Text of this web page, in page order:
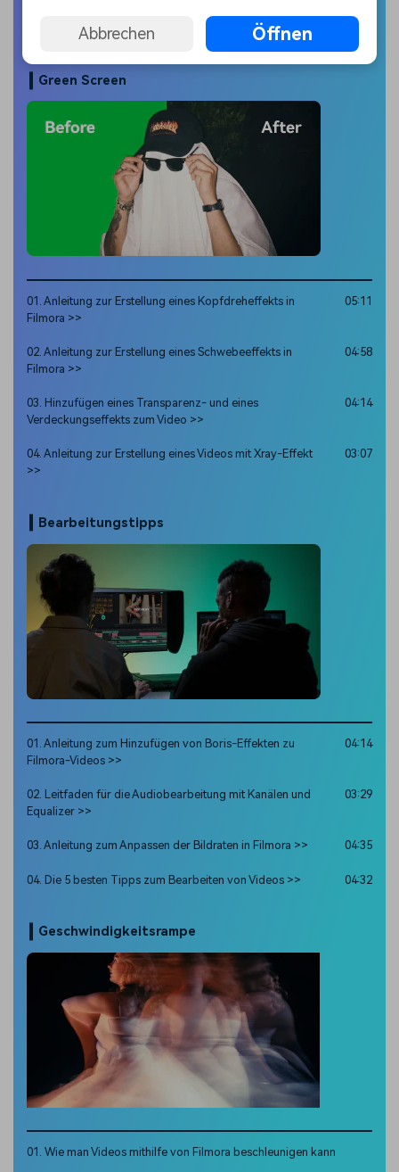
04. Wie man einen Split-Body-Effekt im Video erzeugt >>
Green Screen
01. Anleitung zur Erstellung eines Kopfdreheffekts in
Filmora >>
05:11
02. Anleitung zur Erstellung eines Schwebeeffekts in
Filmora >>
04:58
03. Hinzufügen eines Transparenz- und eines
Verdeckungseffekts zum Video >>
04:14
04. Anleitung zur Erstellung eines Videos mit Xray-Effekt
>>
03:07
Bearbeitungstipps
01. Anleitung zum Hinzufügen von Boris-Effekten zu
Filmora-Videos >>
04:14
02. Leitfaden für die Audiobearbeitung mit Kanälen und
Equalizer >>
03:29
03. Anleitung zum Anpassen der Bildraten in Filmora >> 04:35
04. Die 5 besten Tipps zum Bearbeiten von Videos >> 04:32
Geschwindigkeitsrampe
01. Wie man Videos mithilfe von Filmora beschleunigen kann
Abbrechen Öffnen